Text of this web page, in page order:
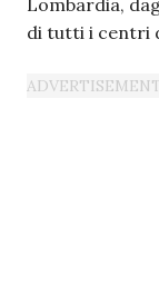
Lombardia,
di tutti i centri